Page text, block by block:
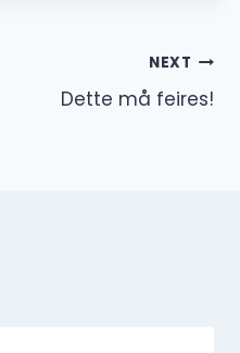
NEXT
Dette må feires!